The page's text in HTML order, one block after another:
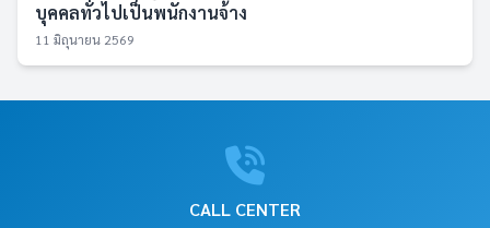
บุคคลทั่วไปเป็นพนักงานจ้าง
11 มิถุนายน 2569
CALL CENTER